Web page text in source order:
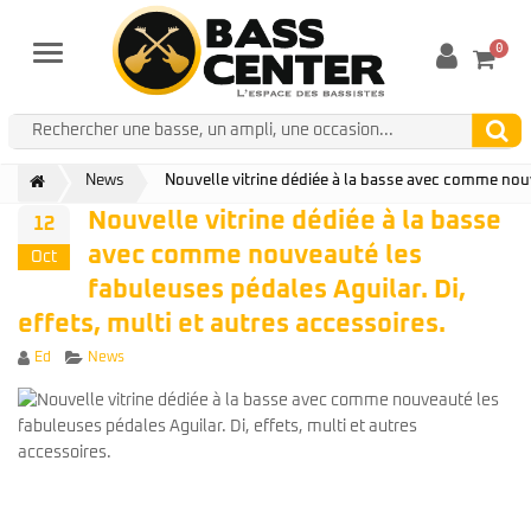
Menu 0
News Nouvelle vitrine dédiée à la basse avec comme
12
Oct
Nouvelle vitrine dédiée à la basse
avec comme nouveauté les
fabuleuses pédales Aguilar. Di,
effets, multi et autres accessoires.
Author
Ed Categories
News